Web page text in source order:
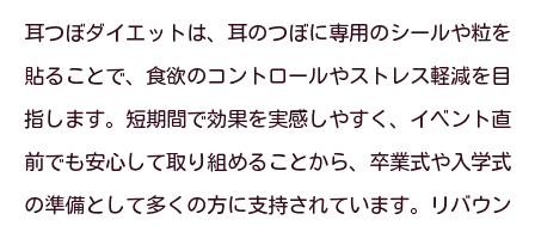
卒業式直前でも安心の耳つぼダイエット
実践法
東京都で注目の耳つぼダイエットの特徴と効
果
東京都で人気の耳つぼダイエットの特徴
耳つぼダイエットは、耳のつぼに専用のシールや粒を
貼ることで、食欲のコントロールやストレス軽減を目
指します。短期間で効果を実感しやすく、イベント直
前でも安心して取り組めることから、卒業式や入学式
の準備として多くの方に支持されています。リバウン